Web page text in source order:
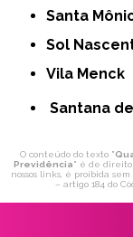
Santa
Sol
Vila Menck
Santana
O conteúdo do texto "
Previdência" é de direito
nossos links, é proibida
– artigo 184 do